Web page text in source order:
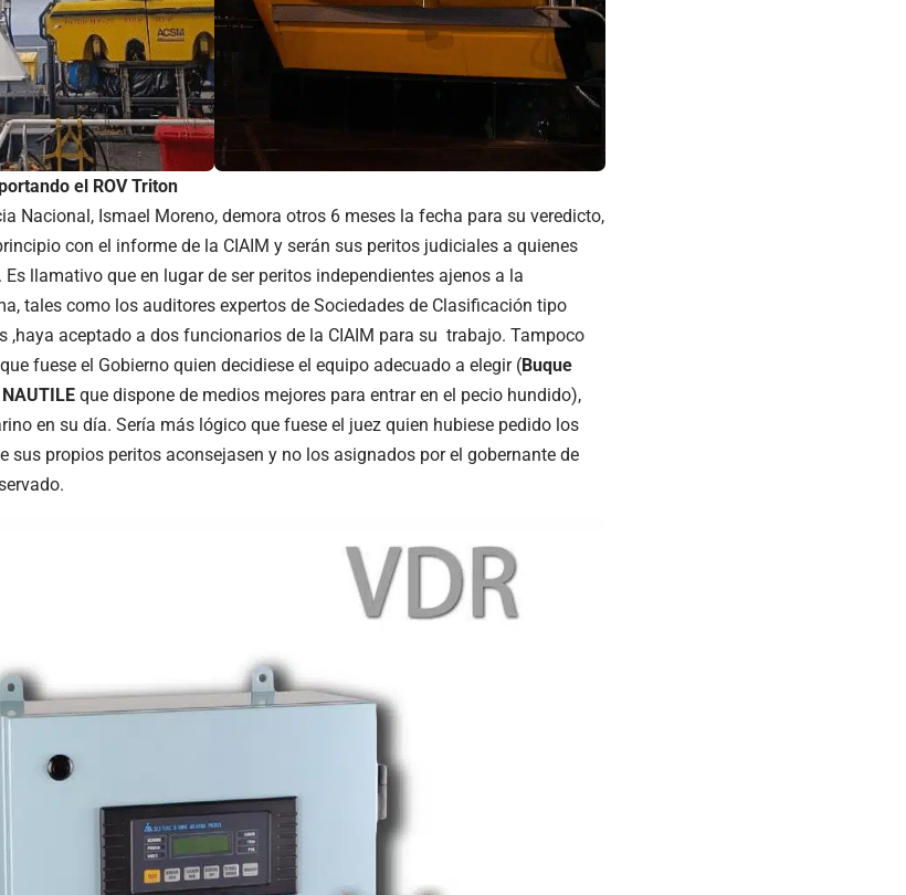
el ROV Triton
Nacional, Ismael Moreno, demora otros 6 meses la fecha para su veredicto,
con el informe de la CIAIM y serán sus peritos judiciales a quienes
Es llamativo que en lugar de ser peritos independientes ajenos a la
tales como los auditores expertos de Sociedades de Clasificación tipo
,haya aceptado a dos funcionarios de la CIAIM para su trabajo. Tampoco
fuese el Gobierno quien decidiese el equipo adecuado a elegir (Buque
NAUTILE que dispone de medios mejores para entrar en el pecio hundido),
en su día. Sería más lógico que fuese el juez quien hubiese pedido los
sus propios peritos aconsejasen y no los asignados por el gobernante de